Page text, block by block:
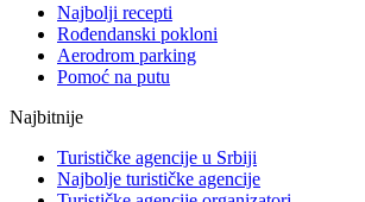
Najbolji recepti
Rođendanski pokloni
Aerodrom parking
Pomoć na putu
Najbitnije
Turističke agencije u Srbiji
Najbolje turističke agencije